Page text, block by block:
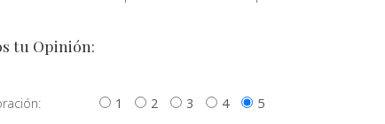
tu Opinión:
1 2 3 4 5